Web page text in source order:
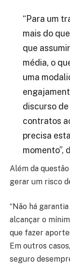
“Para um
mais do
que
média, o
uma
discurso
contratos
precisa
momento”,
Além da
gerar um risco
“Não há
alcançar o
que fazer
Em outros
seguro